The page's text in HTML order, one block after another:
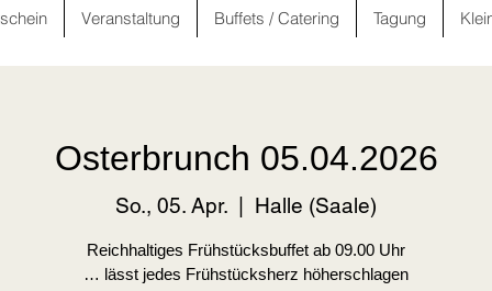
Veranstaltung Buffets / Catering Tagung
Osterbrunch 05.04.2026
So., 05. Apr. Halle (Saale)
Reichhaltiges Frühstücksbuffet ab 09.00 Uhr
… lässt jedes Frühstücksherz höherschlagen